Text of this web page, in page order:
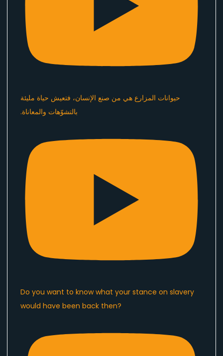
Do you want to know what your stance on slavery
would have been back then?